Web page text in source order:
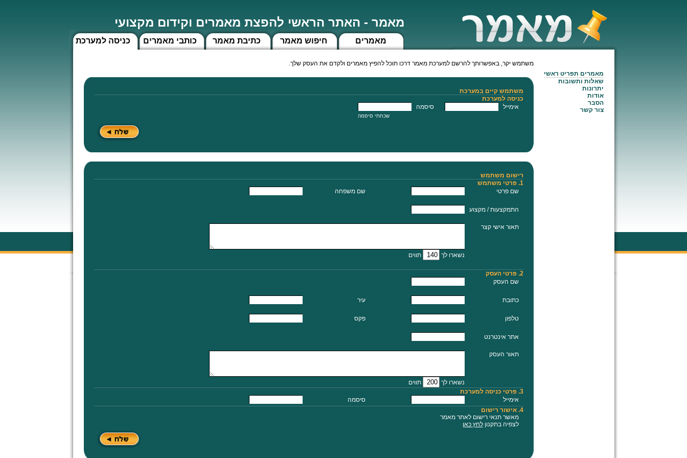
מאמר - האתר הראשי להפצת מאמרים וקידום מקצועי
כניסה למערכת כותבי מאמרים כתיבת מאמר חיפוש מאמר מאמרים
משתמש יקר, באפשרותך להרשם למערכת מאמר דרכו תוכל להפיץ מאמרים ולקדם את העסק שלך.
משתמש קיים במערכת
כניסה למערכת
סיסמה
אימייל
שכחתי סיסמה
רישום משתמש
1. פרטי משתמש
שם משפחה
שם פרטי
התמקצעות / מקצוע
תאור אישי קצר
נשארו לך תווים
2. פרטי העסק
שם העסק
עיר כתובת
פקס טלפון
אתר אינטרנט
תאור העסק
נשארו לך
תווים
3. פרטי כניסה למערכת
סיסמה
אימייל
4. אישור רישום
מאשר תנאי רישום לאתר מאמר
לצפיה בתקנוןלחץ כאן
מאמרים תפריט ראשי
שאלות ותשובות
יתרונות
אודות
הסבר
צור קשר